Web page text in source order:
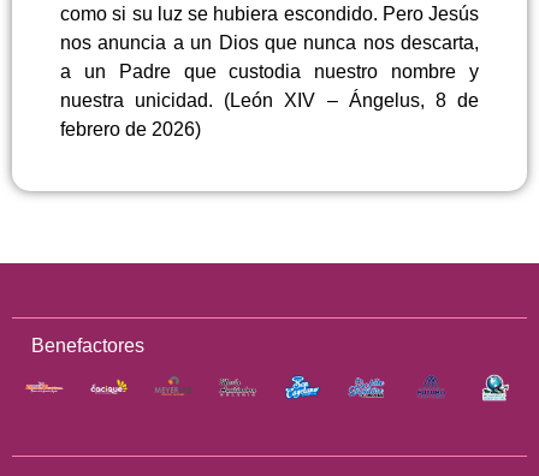
como si su luz se hubiera escondido. Pero Jesús
nos anuncia a un Dios que nunca nos descarta,
a un Padre que custodia nuestro nombre y
nuestra unicidad. (León XIV – Ángelus, 8 de
febrero de 2026)
Benefactores